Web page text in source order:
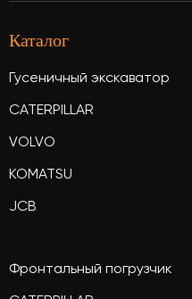
Каталог
Гусеничный экскаватор
CATERPILLAR
VOLVO
KOMATSU
JCB
Фронтальный погрузчик